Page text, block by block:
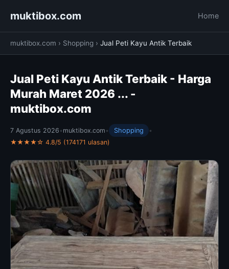
muktibox.com Home
muktibox.com › Shopping › Jual Peti Kayu Antik Terbaik
Jual Peti Kayu Antik Terbaik - Harga
Murah Maret 2026 ... -
muktibox.com
7 Agustus 2026 • muktibox.com • Shopping
•
★★★★☆ 4.8/5 (174171 ulasan)